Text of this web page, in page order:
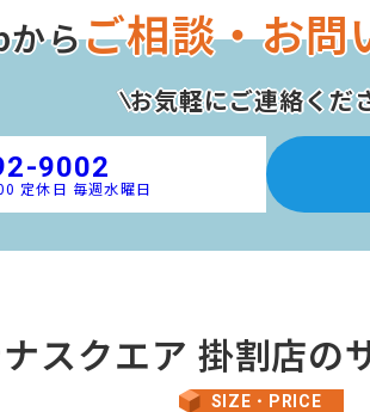
からご相談・お問
お気軽にご連絡くだ
9002
定休日 毎週水曜日
スクエア 掛割店の
SIZE・PRICE